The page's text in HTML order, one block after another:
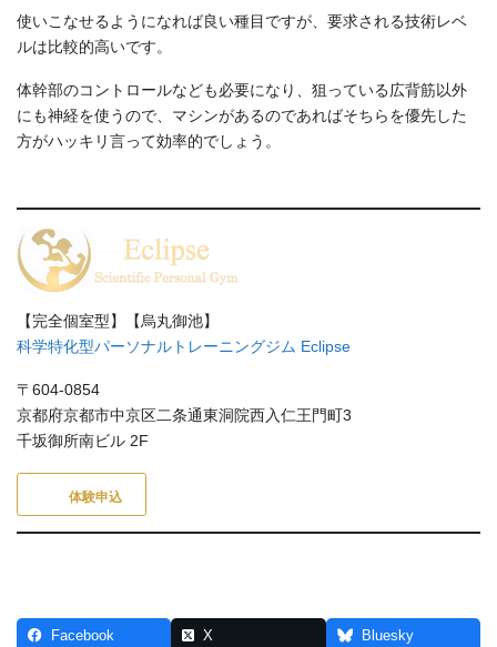
使いこなせるようになれば良い種目ですが、要求される技術レベ
ルは比較的高いです。
体幹部のコントロールなども必要になり、狙っている広背筋以外
にも神経を使うので、マシンがあるのであればそちらを優先した
方がハッキリ言って効率的でしょう。
【完全個室型】【烏丸御池】
科学特化型パーソナルトレーニングジム Eclipse
〒604-0854
京都府京都市中京区二条通東洞院西入仁王門町3
千坂御所南ビル 2F
体験申込
Facebook X Bluesky